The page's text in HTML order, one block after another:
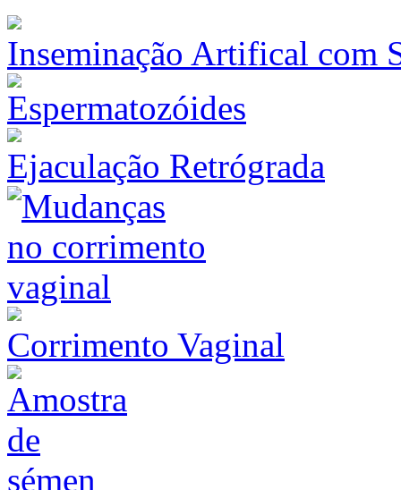
Inseminação Artifical com
Ejaculação Retrógrada
Corrimento Vaginal